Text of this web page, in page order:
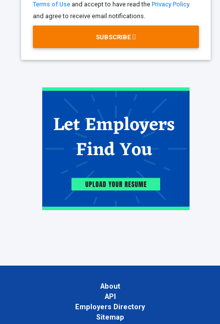
Terms of Use and accept to have read the Privacy Policy
and agree to receive email notifications.
SUBSCRIBE
About
API
Employers Directory
Sitemap